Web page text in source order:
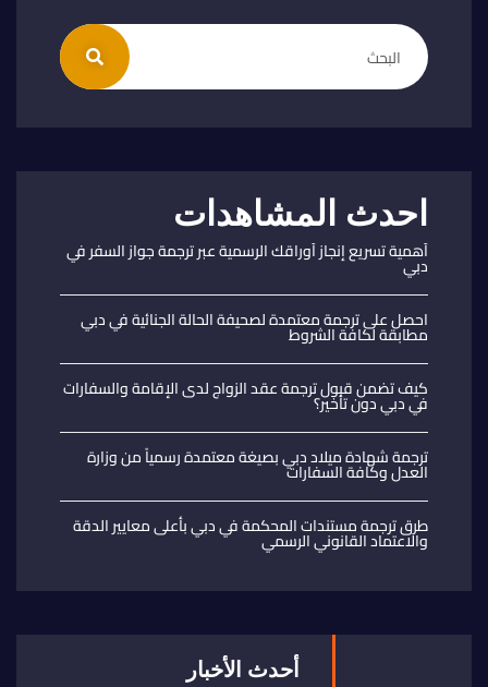
احدث المشاهدات
أهمية تسريع إنجاز أوراقك الرسمية عبر ترجمة جواز السفر في
دبي
احصل على ترجمة معتمدة لصحيفة الحالة الجنائية في دبي
مطابقة لكافة الشروط
كيف تضمن قبول ترجمة عقد الزواج لدى الإقامة والسفارات
في دبي دون تأخير؟
ترجمة شهادة ميلاد دبي بصيغة معتمدة رسمياً من وزارة
العدل وكافة السفارات
طرق ترجمة مستندات المحكمة في دبي بأعلى معايير الدقة
والاعتماد القانوني الرسمي
أحدث الأخبار